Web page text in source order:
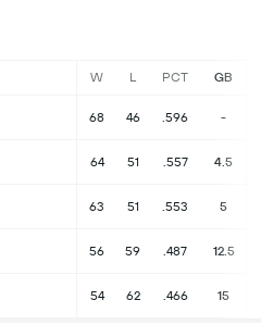
W L PCT GB
68 46 .596 -
64 51 .557 4.5
63 51 .553 5
56 59 .487 12.5
54 62 .466 15